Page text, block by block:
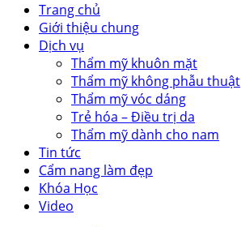
Trang chủ
Giới thiệu chung
Dịch vụ
Thẩm mỹ khuôn mặt
Thẩm mỹ không phẫu thuật
Thẩm mỹ vóc dáng
Trẻ hóa – Điều trị da
Thẩm mỹ dành cho nam
Tin tức
Cẩm nang làm đẹp
Khóa Học
Video